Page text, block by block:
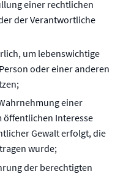
einer rechtlichen
der Verantwortliche
um lebenswichtige
oder einer anderen
einer
Interesse
Gewalt erfolgt, die
wurde;
der berechtigten